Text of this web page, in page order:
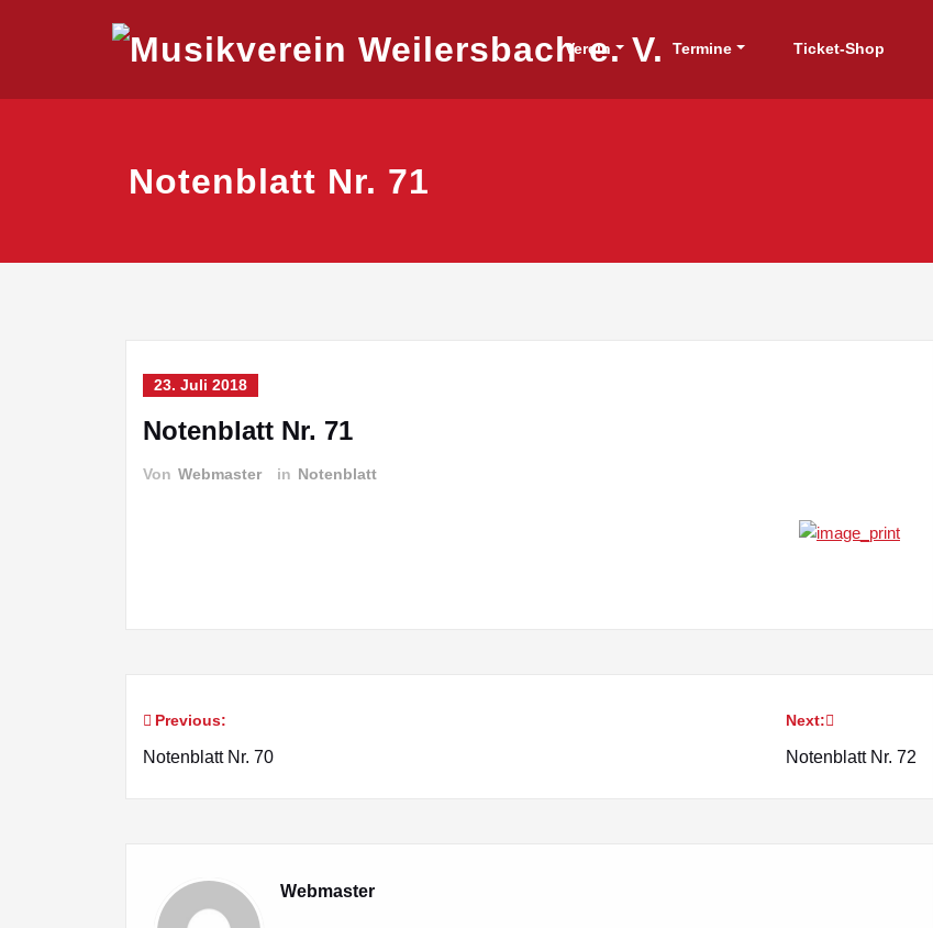
Musikverein Weilersbach e. V.
Verein Termine Ticket-Shop
Notenblatt Nr. 71
23. Juli 2018
Notenblatt Nr. 71
Von Webmaster in Notenblatt
Beitragsnavigation
Previous:
Notenblatt Nr. 70
Next:
Notenblatt Nr. 72
Webmaster